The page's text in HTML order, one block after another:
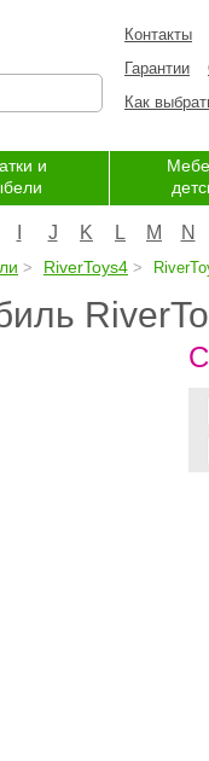
Контакты
Гарантии
Как
и
J K L M N
RiverToys4